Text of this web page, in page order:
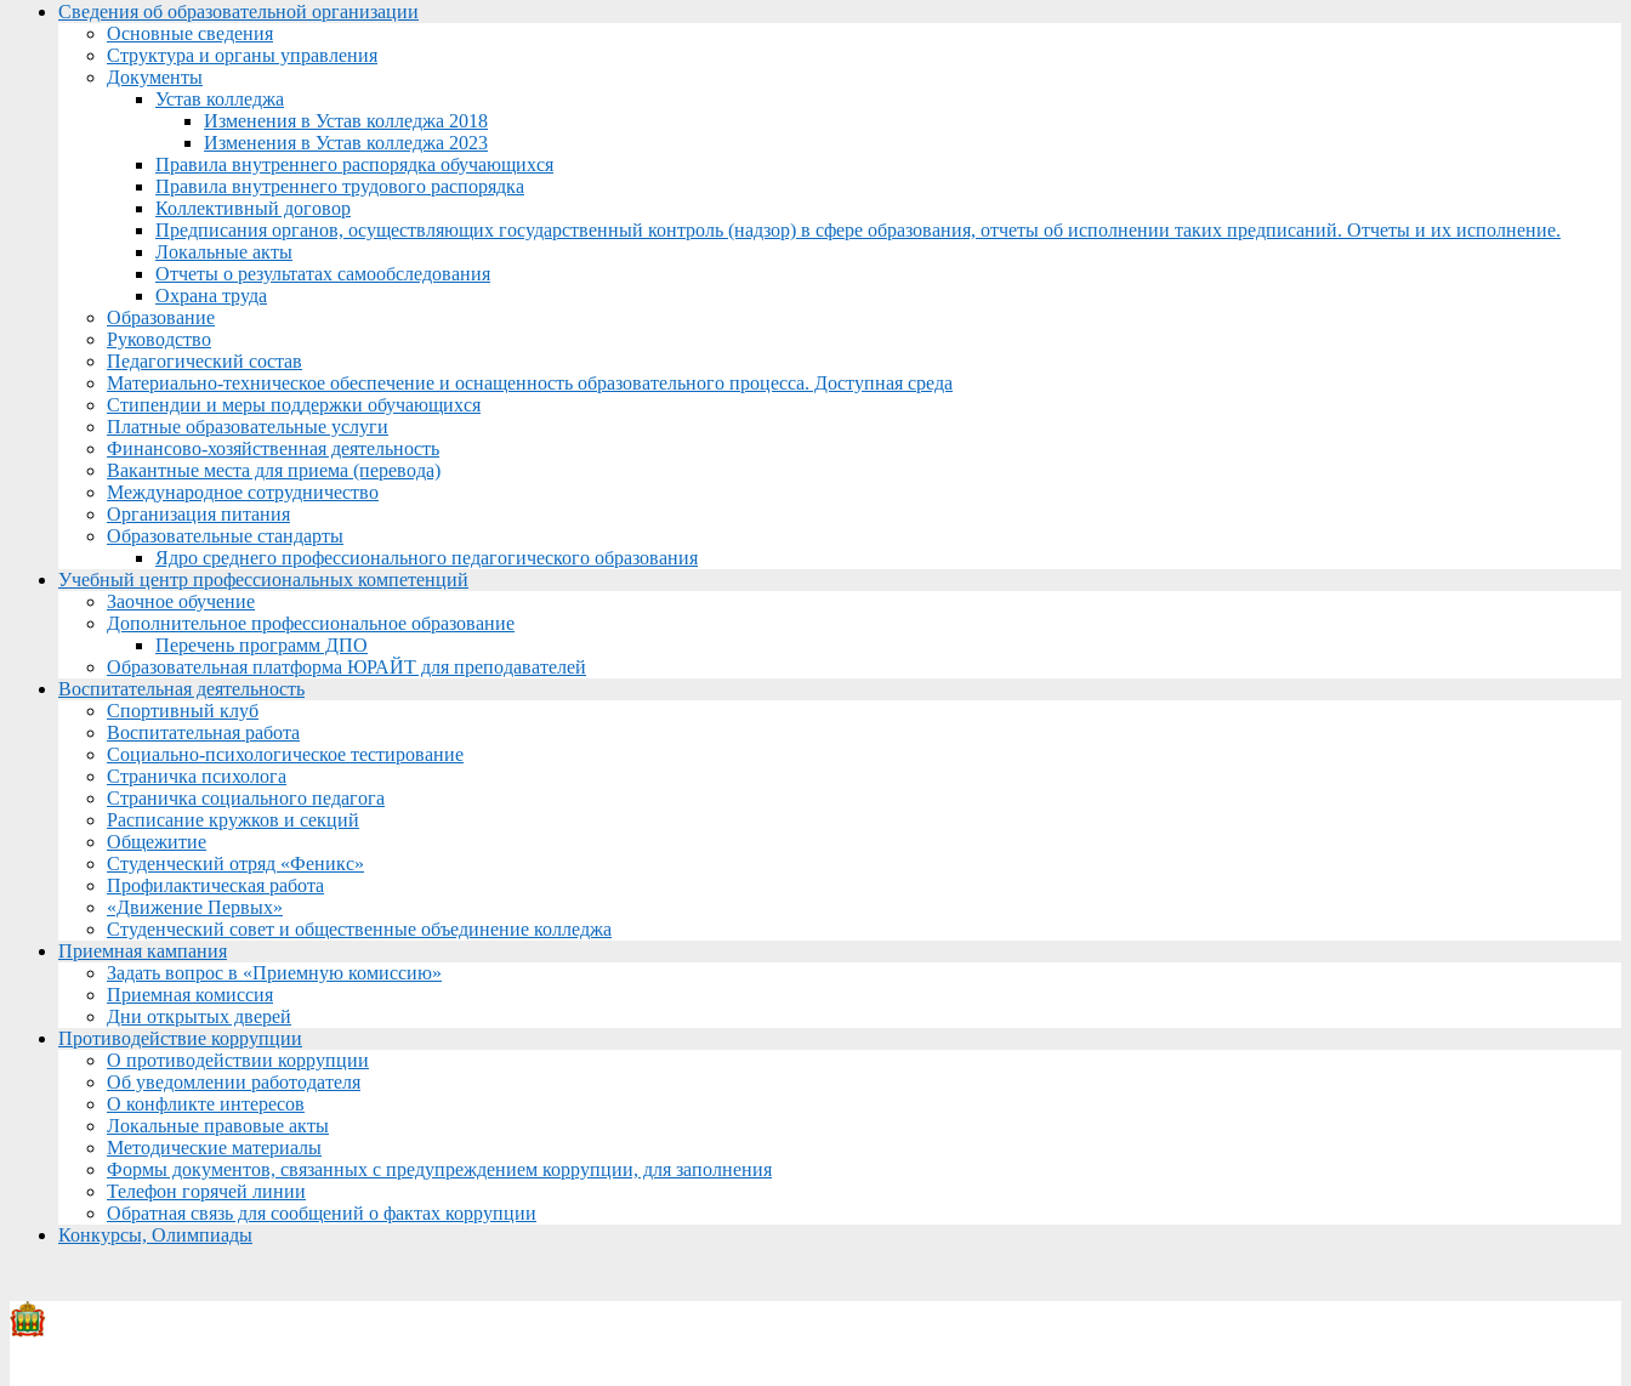
Menu
Сведения об образовательной организации
Основные сведения
Структура и органы управления
Документы
Устав колледжа
Изменения в Устав колледжа 2018
Изменения в Устав колледжа 2023
Правила внутреннего распорядка обучающихся
Правила внутреннего трудового распорядка
Коллективный договор
Предписания органов, осуществляющих государственный контроль (надзор) в сфере образования, отчеты об исполнении таких предписаний. Отчеты и их исполнение.
Локальные акты
Отчеты о результатах самообследования
Охрана труда
Образование
Руководство
Педагогический состав
Материально-техническое обеспечение и оснащенность образовательного процесса. Доступная среда
Стипендии и меры поддержки обучающихся
Платные образовательные услуги
Финансово-хозяйственная деятельность
Вакантные места для приема (перевода)
Международное сотрудничество
Организация питания
Образовательные стандарты
Ядро среднего профессионального педагогического образования
Учебный центр профессиональных компетенций
Заочное обучение
Дополнительное профессиональное образование
Перечень программ ДПО
Образовательная платформа ЮРАЙТ для преподавателей
Воспитательная деятельность
Спортивный клуб
Воспитательная работа
Социально-психологическое тестирование
Страничка психолога
Страничка социального педагога
Расписание кружков и секций
Общежитие
Студенческий отряд «Феникс»
Профилактическая работа
«Движение Первых»
Студенческий совет и общественные объединение колледжа
Приемная кампания
Задать вопрос в «Приемную комиссию»
Приемная комиссия
Дни открытых дверей
Противодействие коррупции
О противодействии коррупции
Об уведомлении работодателя
О конфликте интересов
Локальные правовые акты
Методические материалы
Формы документов, связанных с предупреждением коррупции, для заполнения
Телефон горячей линии
Обратная связь для сообщений о фактах коррупции
Конкурсы, Олимпиады